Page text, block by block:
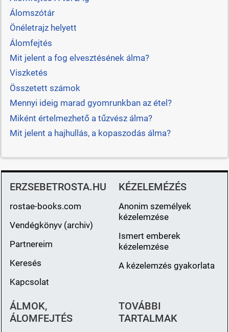
Álomszótár
Önéletrajz helyett
Álomfejtés
Mit jelent a fog elvesztésének álma?
Viszketés
Összetett számok
Mennyi ideig marad gyomrunkban az étel?
Miként értelmezhető a tűzvész álma?
Mit jelent a hajhullás, a kopaszodás álma?
ERZSEBETROSTA.HU
rostae-books.com
Vendégkönyv (archiv)
Partnereim
Keresés
Kapcsolat
KÉZELEMÉZÉS
Anonim személyek
kézelemzése
Ismert emberek
kézelemzése
A kézelemzés gyakorlata
ÁLMOK,
ÁLOMFEJTÉS
TOVÁBBI
TARTALMAK